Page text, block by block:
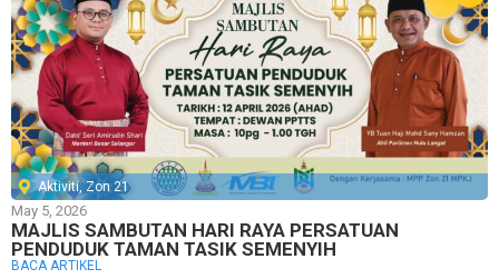
Aktiviti,Zon 21
May 5, 2026
MAJLIS SAMBUTAN HARI RAYA PERSATUAN
PENDUDUK TAMAN TASIK SEMENYIH
BACA ARTIKEL